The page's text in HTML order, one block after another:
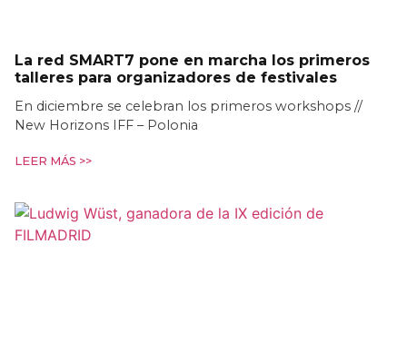
La red SMART7 pone en marcha los primeros
talleres para organizadores de festivales
En diciembre se celebran los primeros workshops //
New Horizons IFF – Polonia
LEER MÁS >>